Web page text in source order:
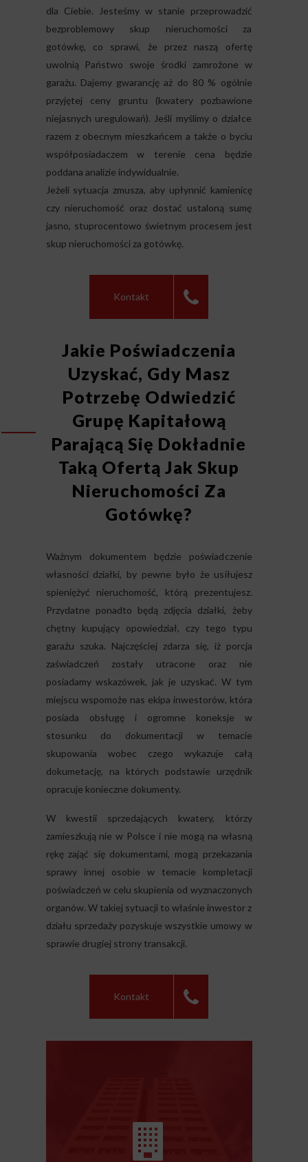
dla Ciebie. Jesteśmy w stanie przeprowadzić
bezproblemowy skup nieruchomości za
gotówkę, co sprawi, że przez naszą ofertę
uwolnią Państwo swoje środki zamrożone w
garażu. Dajemy gwarancję aż do 80 % ogólnie
przyjętej ceny gruntu (kwatery pozbawione
niejasnych uregulowań). Jeśli myślimy o działce
razem z obecnym mieszkańcem a także o byciu
współposiadaczem w terenie cena będzie
poddana analizie indywidualnie.
Jeżeli sytuacja zmusza, aby upłynnić kamienicę
czy nieruchomość oraz dostać ustaloną sumę
jasno, stuprocentowo świetnym procesem jest
skup nieruchomości za gotówkę.
Kontakt
Jakie Poświadczenia
Uzyskać, Gdy Masz
Potrzebę Odwiedzić
Grupę Kapitałową
Parającą Się Dokładnie
Taką Ofertą Jak Skup
Nieruchomości Za
Gotówkę?
Ważnym dokumentem będzie poświadczenie
własności działki, by pewne było że usiłujesz
spieniężyć nieruchomość, którą prezentujesz.
Przydatne ponadto będą zdjęcia działki, żeby
chętny kupujący opowiedział, czy tego typu
garażu szuka. Najczęściej zdarza się, iż porcja
zaświadczeń zostały utracone oraz nie
posiadamy wskazówek, jak je uzyskać. W tym
miejscu wspomoże nas ekipa inwestorów, która
posiada obsługę i ogromne koneksje w
stosunku do dokumentacji w temacie
skupowania wobec czego wykazuje całą
dokumetację, na których podstawie urzędnik
opracuje konieczne dokumenty.
W kwestii sprzedających kwatery, którzy
zamieszkują nie w Polsce i nie mogą na własną
rękę zająć się dokumentami, mogą przekazania
sprawy innej osobie w temacie kompletacji
poświadczeń w celu skupienia od wyznaczonych
organów. W takiej sytuacji to właśnie inwestor z
działu sprzedaży pozyskuje wszystkie umowy w
sprawie drugiej strony transakcji.
Kontakt